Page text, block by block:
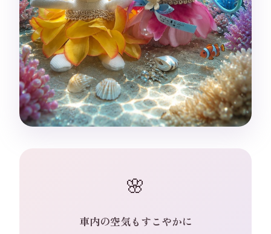
🌸
車内の空気もすこやかに